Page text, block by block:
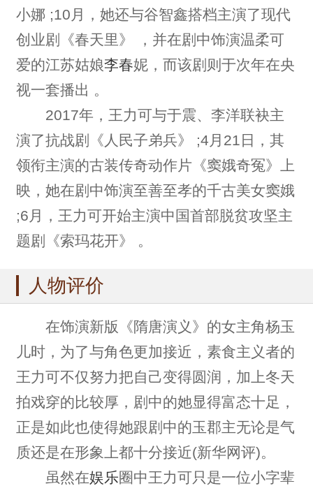
小娜 ;10月，她还与谷智鑫搭档主演了现代
创业剧《春天里》 ，并在剧中饰演温柔可
爱的江苏姑娘李春妮，而该剧则于次年在央
视一套播出 。
2017年，王力可与于震、李洋联袂主
演了抗战剧《人民子弟兵》 ;4月21日，其
领衔主演的古装传奇动作片《窦娥奇冤》上
映，她在剧中饰演至善至孝的千古美女窦娥
;6月，王力可开始主演中国首部脱贫攻坚主
题剧《索玛花开》 。
人物评价
在饰演新版《隋唐演义》的女主角杨玉
儿时，为了与角色更加接近，素食主义者的
王力可不仅努力把自己变得圆润，加上冬天
拍戏穿的比较厚，剧中的她显得富态十足，
正是如此也使得她跟剧中的玉郡主无论是气
质还是在形象上都十分接近(新华网评)。
虽然在娱乐圈中王力可只是一位小字辈